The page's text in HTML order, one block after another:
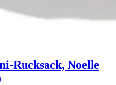
Rucksack, Noelle